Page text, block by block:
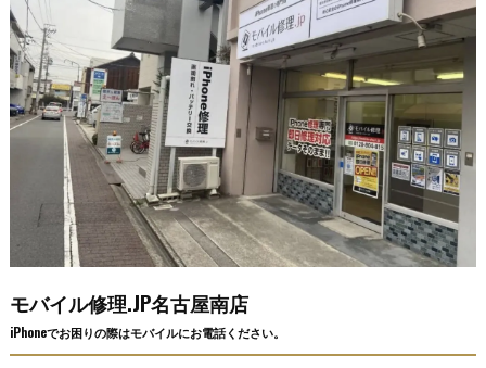
モバイル修理.JP名古屋南店
iPhoneでお困りの際はモバイルにお電話ください。